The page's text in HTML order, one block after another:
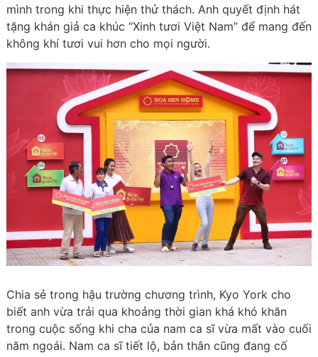
mình trong khi thực hiện thử thách. Anh quyết định hát
tặng khán giả ca khúc “Xinh tươi Việt Nam” để mang đến
không khí tươi vui hơn cho mọi người.
Chia sẻ trong hậu trường chương trình, Kyo York cho
biết anh vừa trải qua khoảng thời gian khá khó khăn
trong cuộc sống khi cha của nam ca sĩ vừa mất vào cuối
năm ngoái. Nam ca sĩ tiết lộ, bản thân cũng đang cố